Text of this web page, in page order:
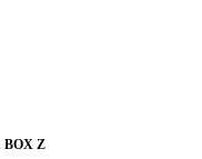
BOX Z